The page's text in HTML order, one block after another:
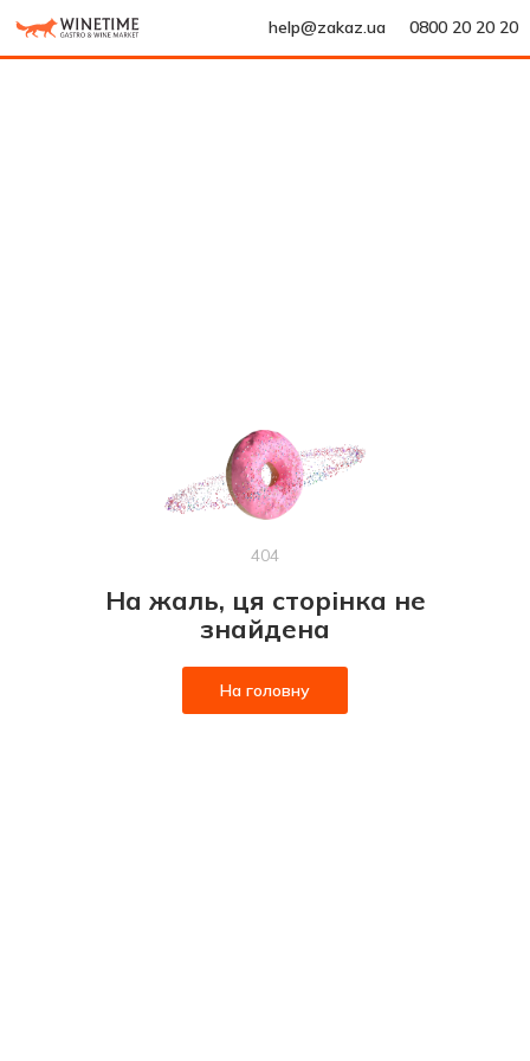
help@zakaz.ua 0800 20 20 20
404
На жаль, ця сторінка не
знайдена
На головну